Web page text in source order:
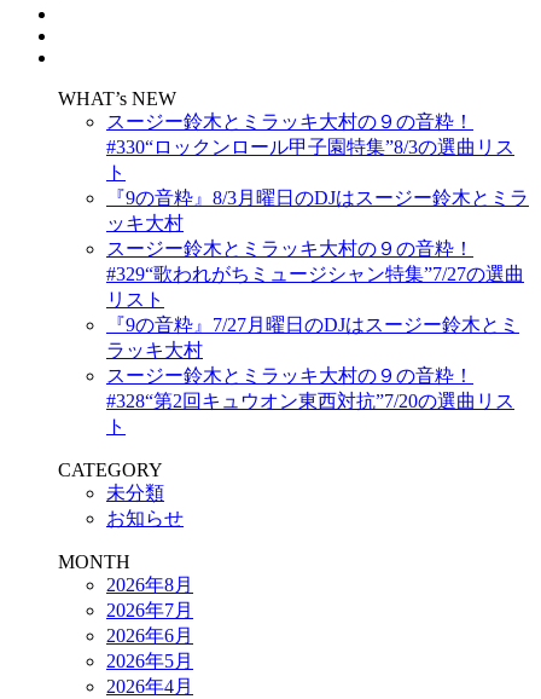
WHAT’s NEW
スージー鈴木とミラッキ大村の９の音粋！
#330“ロックンロール甲子園特集”8/3の選曲リス
ト
『9の音粋』8/3月曜日のDJはスージー鈴木とミラ
ッキ大村
スージー鈴木とミラッキ大村の９の音粋！
#329“歌われがちミュージシャン特集”7/27の選曲
リスト
『9の音粋』7/27月曜日のDJはスージー鈴木とミ
ラッキ大村
スージー鈴木とミラッキ大村の９の音粋！
#328“第2回キュウオン東西対抗”7/20の選曲リス
ト
CATEGORY
未分類
お知らせ
MONTH
2026年8月
2026年7月
2026年6月
2026年5月
2026年4月